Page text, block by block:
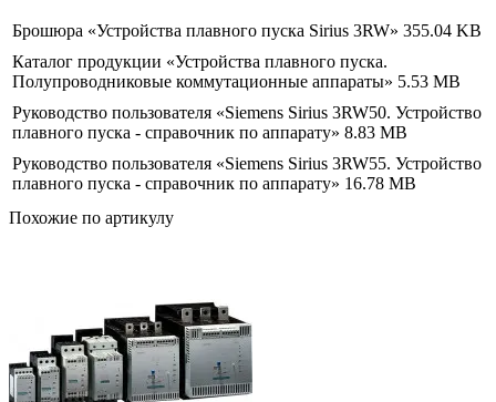
Брошюра «Устройства плавного пуска Sirius 3RW» 355.04 KB
Каталог продукции «Устройства плавного пуска.
Полупроводниковые коммутационные аппараты» 5.53 MB
Руководство пользователя «Siemens Sirius 3RW50. Устройство
плавного пуска - справочник по аппарату» 8.83 MB
Руководство пользователя «Siemens Sirius 3RW55. Устройство
плавного пуска - справочник по аппарату» 16.78 MB
Похожие по артикулу